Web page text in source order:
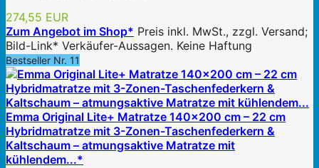
274,55 EUR
Zum Angebot im Shop* Preis inkl. MwSt., zzgl. Versand;
Bild-Link* Verkäufer-Aussagen. Keine Haftung
Bestseller Nr. 11
Emma Original Lite+ Matratze 140x200 cm – 22 cm
Hybridmatratze mit 3-Zonen-Taschenfederkern &
Kaltschaum – atmungsaktive Matratze mit
kühlendem...*